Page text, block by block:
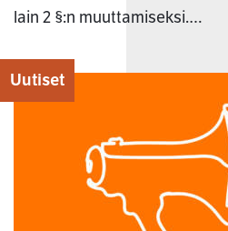
lain 2 §:n muuttamiseksi.…
Uutiset